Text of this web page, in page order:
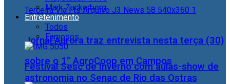
Jornal Aurora traz entrevista nesta terça (30)
sobre o 1° AgroCoop em Campos
Mark Zuckerberg
Entretenimento
Todos
Famosos
Festival Sesc de Inverno com aulas-show de
astronomia no Senac de Rio das Ostras